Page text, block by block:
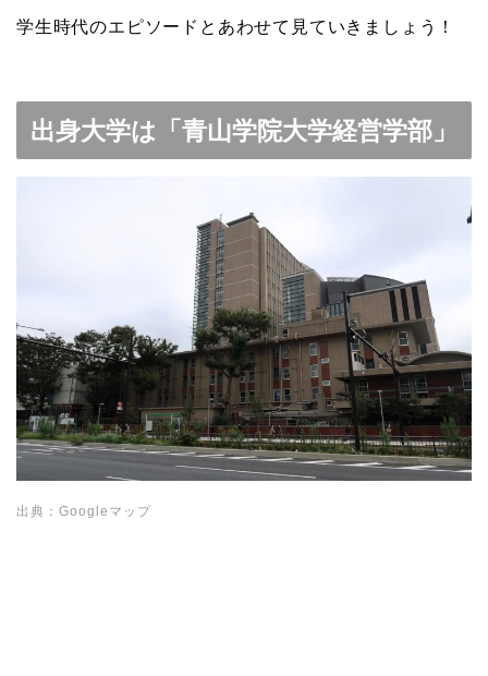
学生時代のエピソードとあわせて見ていきましょう！
出身大学は「青山学院大学経営学部」
出典：Googleマップ